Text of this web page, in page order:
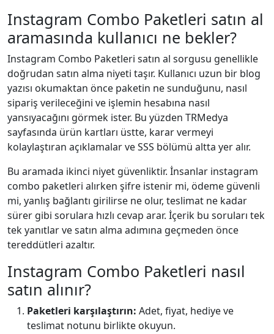
Instagram Combo Paketleri satın al
aramasında kullanıcı ne bekler?
Instagram Combo Paketleri satın al sorgusu genellikle
doğrudan satın alma niyeti taşır. Kullanıcı uzun bir blog
yazısı okumaktan önce paketin ne sunduğunu, nasıl
sipariş verileceğini ve işlemin hesabına nasıl
yansıyacağını görmek ister. Bu yüzden TRMedya
sayfasında ürün kartları üstte, karar vermeyi
kolaylaştıran açıklamalar ve SSS bölümü altta yer alır.
Bu aramada ikinci niyet güvenliktir. İnsanlar instagram
combo paketleri alırken şifre istenir mi, ödeme güvenli
mi, yanlış bağlantı girilirse ne olur, teslimat ne kadar
sürer gibi sorulara hızlı cevap arar. İçerik bu soruları tek
tek yanıtlar ve satın alma adımına geçmeden önce
tereddütleri azaltır.
Instagram Combo Paketleri nasıl
satın alınır?
Paketleri karşılaştırın: Adet, fiyat, hediye ve
teslimat notunu birlikte okuyun.